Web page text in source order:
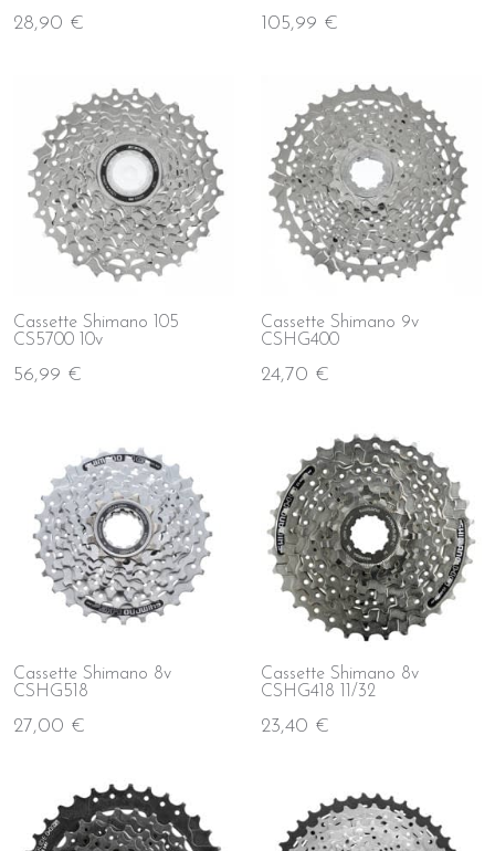
28,90 € 105,99 €
Cassette Shimano 105
CS5700 10v
56,99 €
Cassette Shimano 9v
CSHG400
24,70 €
Cassette Shimano 8v
CSHG518
27,00 €
Cassette Shimano 8v
CSHG418 11/32
23,40 €